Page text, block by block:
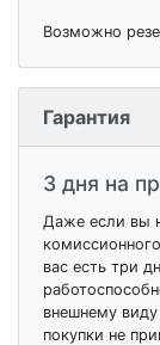
Возможно
Гарантия
3 дня на
Даже если вы
вас есть три
внешнему
покупки не